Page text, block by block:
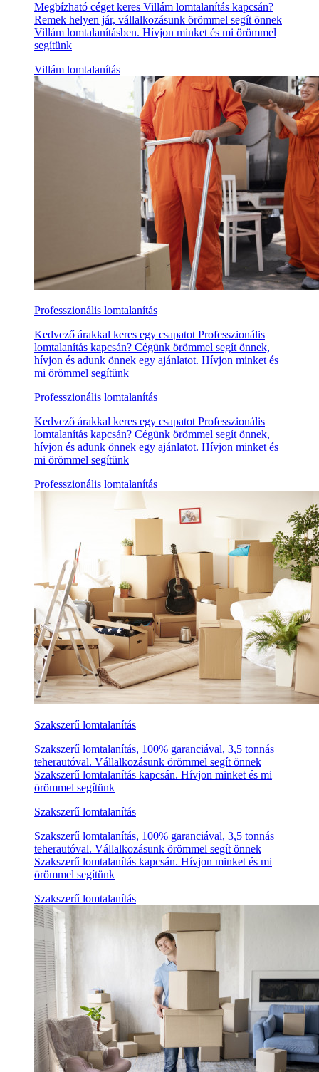
Megbízható céget keres Villám lomtalanítás kapcsán?
Remek helyen jár, vállalkozásunk örömmel segít önnek
Villám lomtalanításben. Hívjon minket és mi örömmel
segítünk
Villám lomtalanítás
Professzionális lomtalanítás
Kedvező árakkal keres egy csapatot Professzionális
lomtalanítás kapcsán? Cégünk örömmel segít önnek,
hívjon és adunk önnek egy ajánlatot. Hívjon minket és
mi örömmel segítünk
Professzionális lomtalanítás
Kedvező árakkal keres egy csapatot Professzionális
lomtalanítás kapcsán? Cégünk örömmel segít önnek,
hívjon és adunk önnek egy ajánlatot. Hívjon minket és
mi örömmel segítünk
Professzionális lomtalanítás
Szakszerű lomtalanítás
Szakszerű lomtalanítás, 100% garanciával, 3,5 tonnás
teherautóval. Vállalkozásunk örömmel segít önnek
Szakszerű lomtalanítás kapcsán. Hívjon minket és mi
örömmel segítünk
Szakszerű lomtalanítás
Szakszerű lomtalanítás, 100% garanciával, 3,5 tonnás
teherautóval. Vállalkozásunk örömmel segít önnek
Szakszerű lomtalanítás kapcsán. Hívjon minket és mi
örömmel segítünk
Szakszerű lomtalanítás